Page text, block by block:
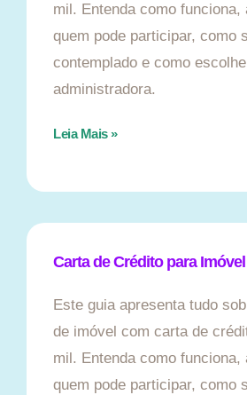
mil. Entenda como funciona,
quem pode participar, como
contemplado e como
administradora.
Leia Mais »
Carta de Crédito para Imóvel
Este guia apresenta tudo
de imóvel com carta de
mil. Entenda como funciona,
quem pode participar, como